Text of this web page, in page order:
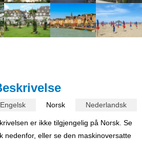
Engelsk Norsk Nederlandsk
er ikke tilgjengelig på Norsk. Se
nedenfor, eller se den maskinoversatte